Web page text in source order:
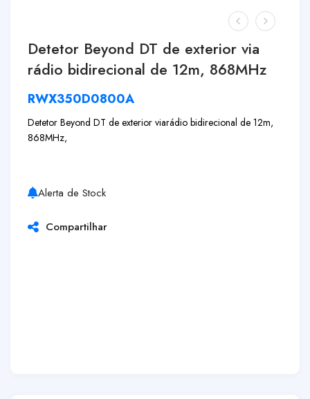
Detetor Beyond DT de exterior via
rádio bidirecional de 12m, 868MHz
RWX350D0800A
Detetor Beyond DT de exterior viarádio bidirecional de 12m,
868MHz,
Alerta de Stock
Compartilhar